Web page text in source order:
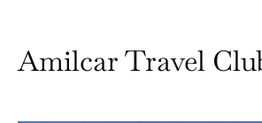
Amilcar Travel